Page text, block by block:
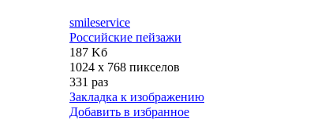
smileservice
Российские пейзажи
187 Kб
1024 x 768 пикселов
331 раз
Закладка к изображению
Добавить в избранное